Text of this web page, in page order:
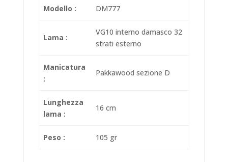
Modello : DM777
Lama :
VG10 interno damasco 32
strati esterno
Manicatura
:
Pakkawood sezione D
Lunghezza
lama :
16 cm
Peso : 105 gr